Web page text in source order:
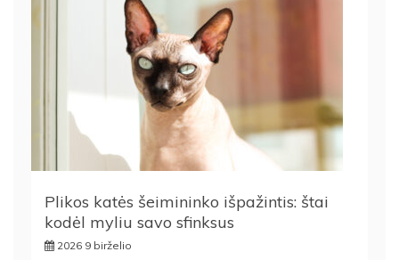
Plikos katės šeimininko išpažintis: štai
kodėl myliu savo sfinksus
2026 9 birželio